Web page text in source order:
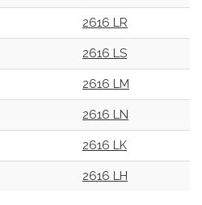
2616 LR
2616 LS
2616 LM
2616 LN
2616 LK
2616 LH